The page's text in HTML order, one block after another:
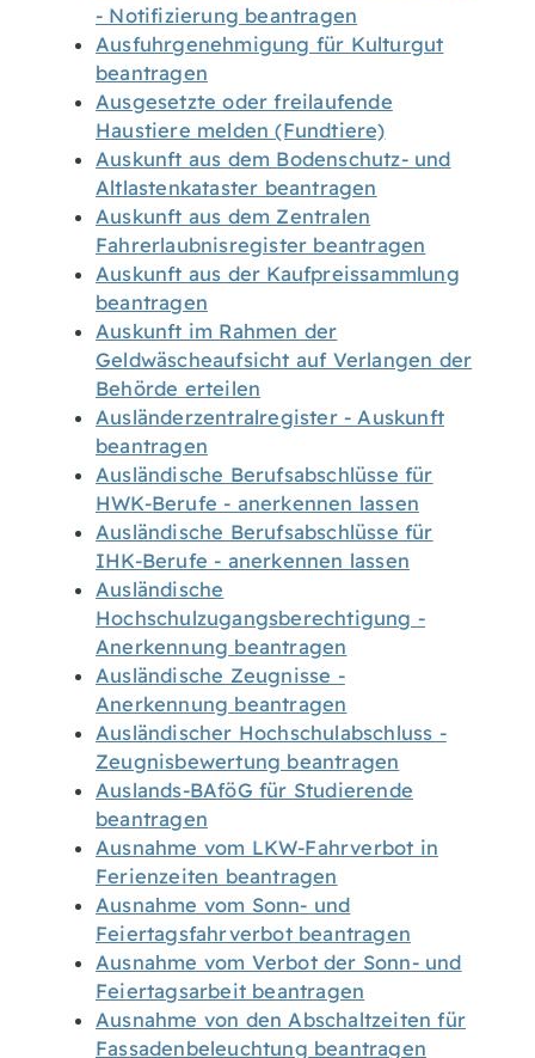
- Notifizierung beantragen
Ausfuhrgenehmigung für Kulturgut
beantragen
Ausgesetzte oder freilaufende
Haustiere melden (Fundtiere)
Auskunft aus dem Bodenschutz- und
Altlastenkataster beantragen
Auskunft aus dem Zentralen
Fahrerlaubnisregister beantragen
Auskunft aus der Kaufpreissammlung
beantragen
Auskunft im Rahmen der
Geldwäscheaufsicht auf Verlangen der
Behörde erteilen
Ausländerzentralregister - Auskunft
beantragen
Ausländische Berufsabschlüsse für
HWK-Berufe - anerkennen lassen
Ausländische Berufsabschlüsse für
IHK-Berufe - anerkennen lassen
Ausländische
Hochschulzugangsberechtigung -
Anerkennung beantragen
Ausländische Zeugnisse -
Anerkennung beantragen
Ausländischer Hochschulabschluss -
Zeugnisbewertung beantragen
Auslands-BAföG für Studierende
beantragen
Ausnahme vom LKW-Fahrverbot in
Ferienzeiten beantragen
Ausnahme vom Sonn- und
Feiertagsfahrverbot beantragen
Ausnahme vom Verbot der Sonn- und
Feiertagsarbeit beantragen
Ausnahme von den Abschaltzeiten für
Fassadenbeleuchtung beantragen